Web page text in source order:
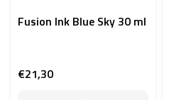
Fusion Ink Blue Sky 30 ml
€21,30